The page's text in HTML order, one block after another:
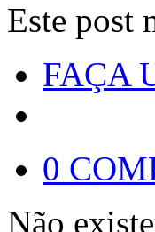
Este post
FAÇA
0
Não